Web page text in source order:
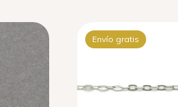
Envío gratis